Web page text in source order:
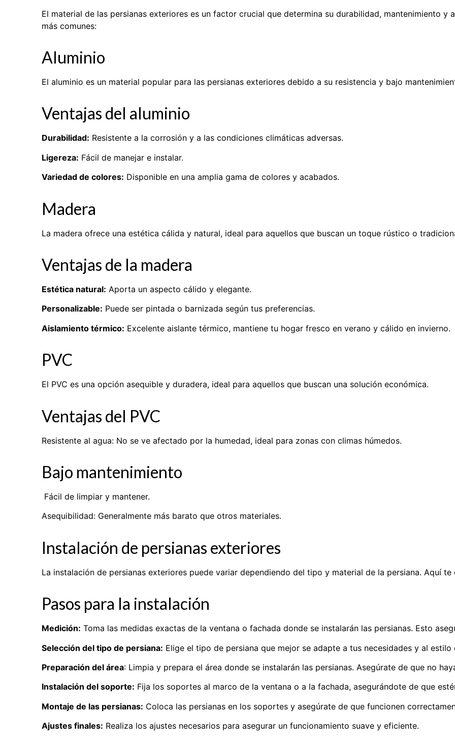
El material de las persianas exteriores es un factor crucial que determina su durabilidad, mantenimiento y
más comunes:
Aluminio
El aluminio es un material popular para las persianas exteriores debido a su resistencia y bajo
Ventajas del aluminio
Durabilidad: Resistente a la corrosión y a las condiciones climáticas adversas.
Ligereza: Fácil de manejar e instalar.
Variedad de colores: Disponible en una amplia gama de colores y acabados.
Madera
La madera ofrece una estética cálida y natural, ideal para aquellos que buscan un toque rústico o
Ventajas de la madera
Estética natural: Aporta un aspecto cálido y elegante.
Personalizable: Puede ser pintada o barnizada según tus preferencias.
Aislamiento térmico: Excelente aislante térmico, mantiene tu hogar fresco en verano y cálido en invierno.
PVC
El PVC es una opción asequible y duradera, ideal para aquellos que buscan una solución económica.
Ventajas del PVC
Resistente al agua: No se ve afectado por la humedad, ideal para zonas con climas húmedos.
Bajo mantenimiento
Fácil de limpiar y mantener.
Asequibilidad: Generalmente más barato que otros materiales.
Instalación de persianas exteriores
La instalación de persianas exteriores puede variar dependiendo del tipo y material de la persiana. Aquí
Pasos para la instalación
Medición: Toma las medidas exactas de la ventana o fachada donde se instalarán las persianas. Esto
Selección del tipo de persiana: Elige el tipo de persiana que mejor se adapte a tus necesidades y al estilo
Preparación del área: Limpia y prepara el área donde se instalarán las persianas. Asegúrate de que no
Instalación del soporte: Fija los soportes al marco de la ventana o a la fachada, asegurándote de que
Montaje de las persianas: Coloca las persianas en los soportes y asegúrate de que funcionen
Ajustes finales: Realiza los ajustes necesarios para asegurar un funcionamiento suave y eficiente.